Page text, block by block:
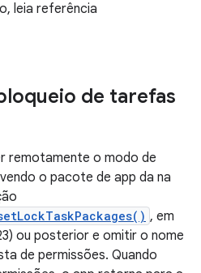
leia referência
de tarefas
remotamente o modo de
o pacote de app da na
, em
ou posterior e omitir o nome
de permissões. Quando